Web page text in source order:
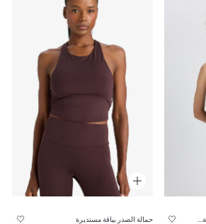
ديباردور قصير برقبة مستديرة بطبعة شعار حمالة الصدر بياقة مستديرة